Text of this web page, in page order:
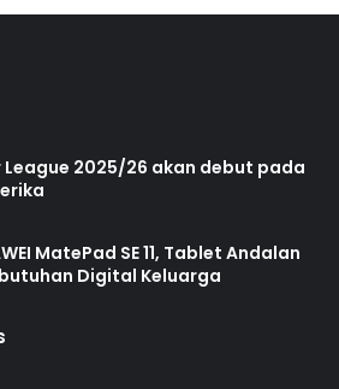
League 2025/26 akan debut pada
MatePad SE 11, Tablet Andalan
Digital Keluarga